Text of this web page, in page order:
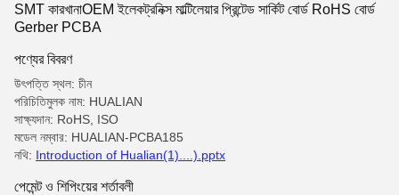
SMT কারখানাOEM ইলেকট্রনিক্স মাল্টিলেয়ার প্রিন্টেড সার্কিট বোর্ড RoHS বোর্ড
Gerber PCBA
পণ্যের বিবরণ
উৎপত্তি স্থল: চীন
পরিচিতিমুলক নাম: HUALIAN
সাক্ষ্যদান: RoHS, ISO
মডেল নম্বার: HUALIAN-PCBA185
নথি: Introduction of Hualian(1)....).pptx
পেমেন্ট ও শিপিংয়ের শর্তাবলী